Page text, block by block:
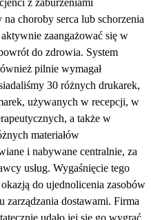
choroby serca lub schorzenia
zaangażować się w
do zdrowia. System
pilnie wymagał
30 różnych drukarek,
używanych w recepcji, w
a także w
materiałów
i nabywane centralnie, za
usług. Wygaśnięcie tego
do ujednolicenia zasobów
zarządzania dostawami. Firma
udało jej się go wygrać,